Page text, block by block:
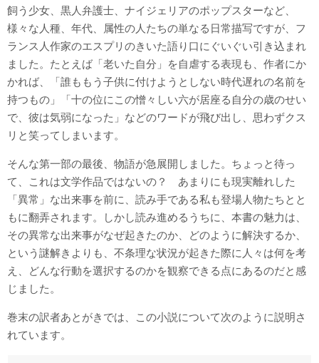
飼う少女、黒人弁護士、ナイジェリアのポップスターなど、
様々な人種、年代、属性の人たちの単なる日常描写ですが、フ
ランス人作家のエスプリのきいた語り口にぐいぐい引き込まれ
ました。たとえば「老いた自分」を自虐する表現も、作者にか
かれば、「誰ももう子供に付けようとしない時代遅れの名前を
持つもの」「十の位にこの憎々しい六が居座る自分の歳のせい
で、彼は気弱になった」などのワードが飛び出し、思わずクス
リと笑ってしまいます。
そんな第一部の最後、物語が急展開しました。ちょっと待っ
て、これは文学作品ではないの？ あまりにも現実離れした
「異常」な出来事を前に、読み手である私も登場人物たちとと
もに翻弄されます。しかし読み進めるうちに、本書の魅力は、
その異常な出来事がなぜ起きたのか、どのように解決するか、
という謎解きよりも、不条理な状況が起きた際に人々は何を考
え、どんな行動を選択するのかを観察できる点にあるのだと感
じました。
巻末の訳者あとがきでは、この小説について次のように説明さ
れています。